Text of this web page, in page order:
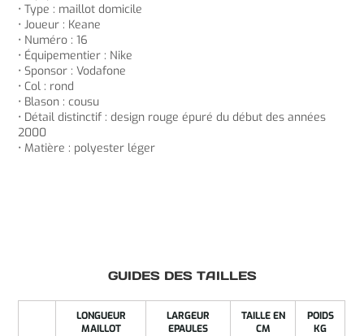
• Type : maillot domicile
• Joueur : Keane
• Numéro : 16
• Équipementier : Nike
• Sponsor : Vodafone
• Col : rond
• Blason : cousu
• Détail distinctif : design rouge épuré du début des années
2000
• Matière : polyester léger
GUIDES DES TAILLES
LONGUEUR
MAILLOT
LARGEUR
EPAULES
TAILLE EN
CM
POIDS
KG